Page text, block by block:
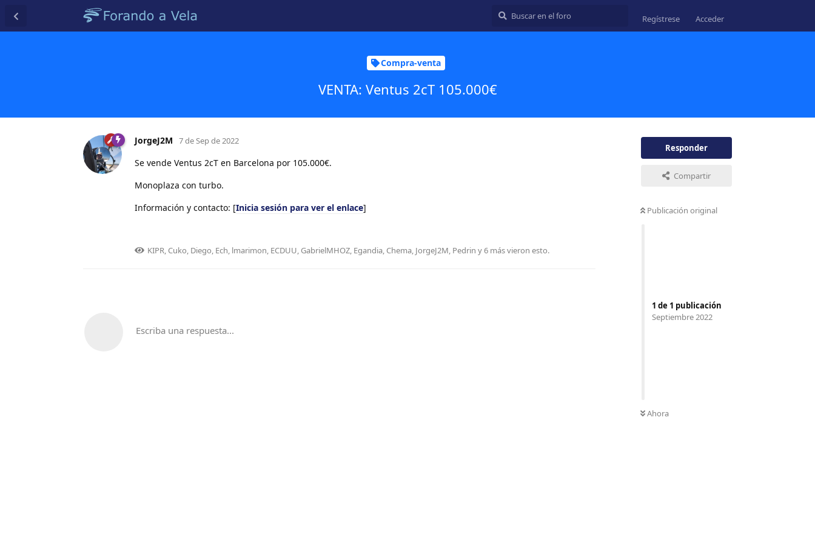
Regístrese Acceder
Compra-venta
VENTA: Ventus 2cT 105.000€
Responder
Compartir
Publicación original
1 de 1 publicación
Septiembre 2022
Ahora
JorgeJ2M 7 de Sep de 2022
Se vende Ventus 2cT en Barcelona por 105.000€.
Monoplaza con turbo.
Información y contacto: [Inicia sesión para ver el enlace]
KIPR, Cuko, Diego, Ech, lmarimon, ECDUU, GabrielMHOZ, Egandia, Chema, JorgeJ2M, Pedrin y6 másvieron esto.
Escriba una respuesta...